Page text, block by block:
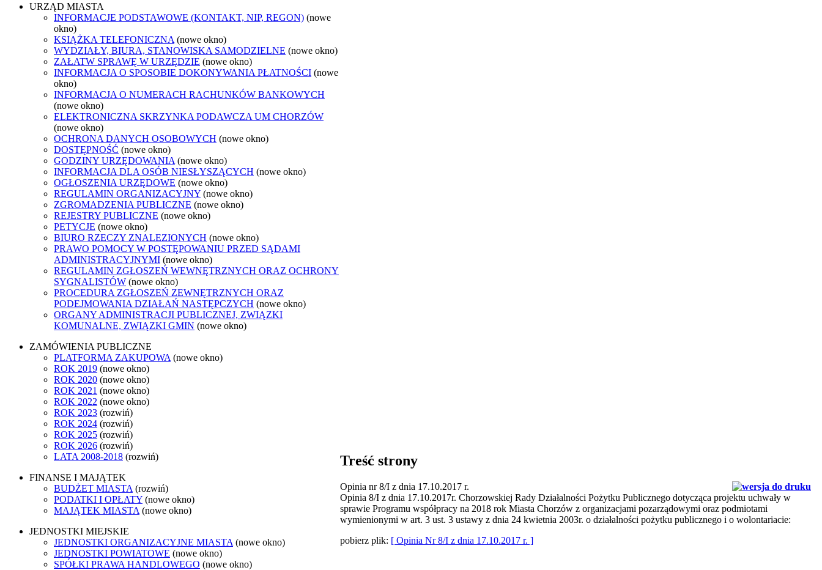
URZĄD MIASTA
INFORMACJE PODSTAWOWE (KONTAKT, NIP, REGON) (nowe
okno)
KSIĄŻKA TELEFONICZNA (nowe okno)
WYDZIAŁY, BIURA, STANOWISKA SAMODZIELNE (nowe okno)
ZAŁATW SPRAWĘ W URZĘDZIE (nowe okno)
INFORMACJA O SPOSOBIE DOKONYWANIA PŁATNOŚCI (nowe
okno)
INFORMACJA O NUMERACH RACHUNKÓW BANKOWYCH
(nowe okno)
ELEKTRONICZNA SKRZYNKA PODAWCZA UM CHORZÓW
(nowe okno)
OCHRONA DANYCH OSOBOWYCH (nowe okno)
DOSTĘPNOŚĆ (nowe okno)
GODZINY URZĘDOWANIA (nowe okno)
INFORMACJA DLA OSÓB NIESŁYSZĄCYCH (nowe okno)
OGŁOSZENIA URZĘDOWE (nowe okno)
REGULAMIN ORGANIZACYJNY (nowe okno)
ZGROMADZENIA PUBLICZNE (nowe okno)
REJESTRY PUBLICZNE (nowe okno)
PETYCJE (nowe okno)
BIURO RZECZY ZNALEZIONYCH (nowe okno)
PRAWO POMOCY W POSTĘPOWANIU PRZED SĄDAMI
ADMINISTRACYJNYMI (nowe okno)
REGULAMIN ZGŁOSZEŃ WEWNĘTRZNYCH ORAZ OCHRONY
SYGNALISTÓW (nowe okno)
PROCEDURA ZGŁOSZEŃ ZEWNĘTRZNYCH ORAZ
PODEJMOWANIA DZIAŁAŃ NASTĘPCZYCH (nowe okno)
ORGANY ADMINISTRACJI PUBLICZNEJ, ZWIĄZKI
KOMUNALNE, ZWIĄZKI GMIN (nowe okno)
ZAMÓWIENIA PUBLICZNE
PLATFORMA ZAKUPOWA (nowe okno)
ROK 2019 (nowe okno)
ROK 2020 (nowe okno)
ROK 2021 (nowe okno)
ROK 2022 (nowe okno)
ROK 2023 (rozwiń)
ROK 2024 (rozwiń)
ROK 2025 (rozwiń)
ROK 2026 (rozwiń)
LATA 2008-2018 (rozwiń)
FINANSE I MAJĄTEK
BUDŻET MIASTA (rozwiń)
PODATKI I OPŁATY (nowe okno)
MAJĄTEK MIASTA (nowe okno)
JEDNOSTKI MIEJSKIE
JEDNOSTKI ORGANIZACYJNE MIASTA (nowe okno)
JEDNOSTKI POWIATOWE (nowe okno)
SPÓŁKI PRAWA HANDLOWEGO (nowe okno)
Treść strony
Opinia nr 8/I z dnia 17.10.2017 r.
Opinia 8/I z dnia 17.10.2017r. Chorzowskiej Rady Działalności Pożytku Publicznego dotycząca projektu uchwały w
sprawie Programu współpracy na 2018 rok Miasta Chorzów z organizacjami pozarządowymi oraz podmiotami
wymienionymi w art. 3 ust. 3 ustawy z dnia 24 kwietnia 2003r. o działalności pożytku publicznego i o wolontariacie:
pobierz plik: [ Opinia Nr 8/I z dnia 17.10.2017 r. ]